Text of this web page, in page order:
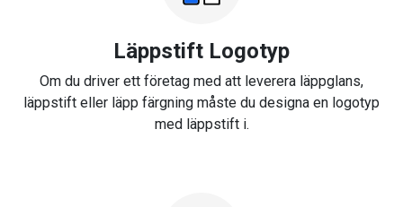
Läppstift Logotyp
Om du driver ett företag med att leverera läppglans,
läppstift eller läpp färgning måste du designa en logotyp
med läppstift i.